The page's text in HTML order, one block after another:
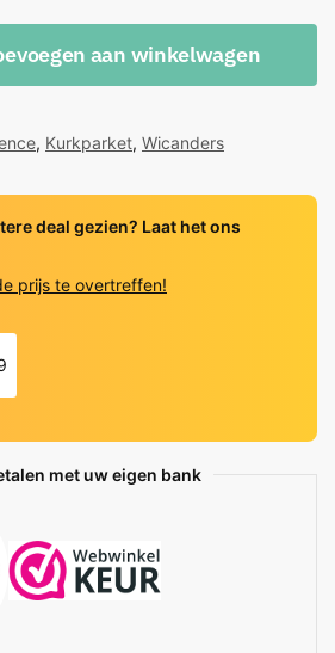
aan winkelwagen
, Kurkparket, Wicanders
deal gezien? Laat het ons
prijs te overtreffen!
met uw eigen bank